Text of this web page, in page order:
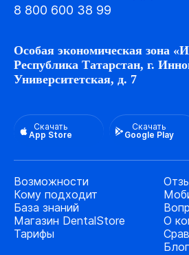
8 800 600 38 99
Особая экономическая зона
Республика Татарстан, г.
Университетская, д. 7
Скачать
App Store
Скачать
Google Play
Возможности
Кому подходит
База знаний
Магазин DentalStore
Тарифы
О
Блог